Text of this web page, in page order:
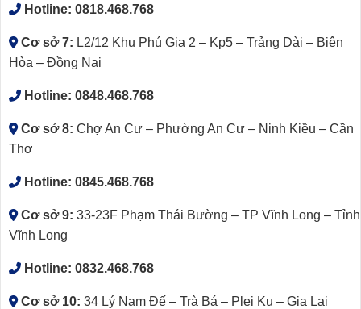
Hotline: 0818.468.768
Cơ sở 7: L2/12 Khu Phú Gia 2 – Kp5 – Trảng Dài – Biên
Hòa – Đồng Nai
Hotline: 0848.468.768
Cơ sở 8: Chợ An Cư – Phường An Cư – Ninh Kiều – Cần
Thơ
Hotline: 0845.468.768
Cơ sở 9: 33-23F Phạm Thái Bường – TP Vĩnh Long – Tỉnh
Vĩnh Long
Hotline: 0832.468.768
Cơ sở 10: 34 Lý Nam Đế – Trà Bá – Plei Ku – Gia Lai